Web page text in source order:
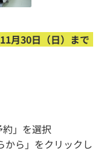
月30日（日）まで
」を選択
から」をクリックし